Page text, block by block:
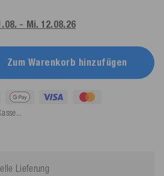
- Mi. 12.08.26
Zum Warenkorb hinzufügen
Lieferung